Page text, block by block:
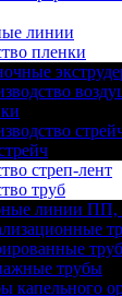
линии
пленки
стреп-лент
труб
линии
трубы
капельного